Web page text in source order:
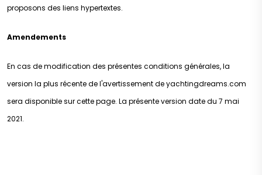
proposons des liens hypertextes.
Amendements
En cas de modification des présentes conditions générales, la
version la plus récente de l'avertissement de yachtingdreams.com
sera disponible sur cette page. La présente version date du 7 mai
2021.